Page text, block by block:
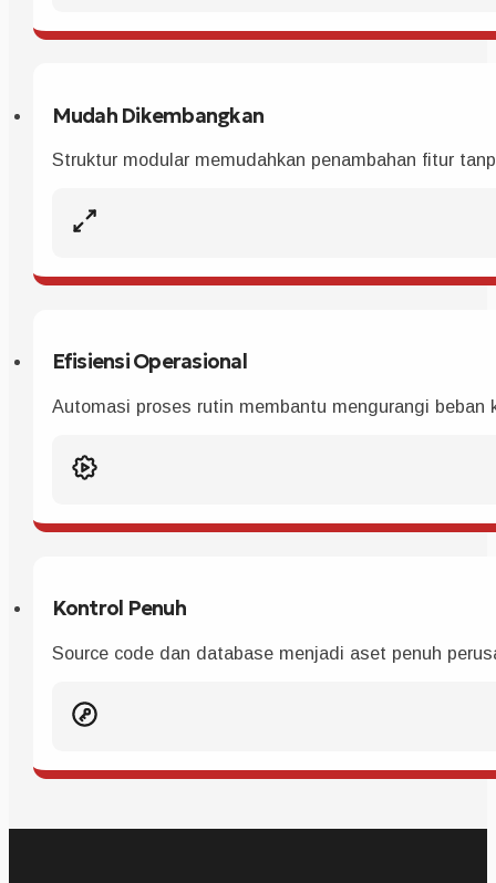
Mudah Dikembangkan
Struktur modular memudahkan penambahan fitur
Efisiensi Operasional
Automasi proses rutin membantu mengurangi
Kontrol Penuh
Source code dan database menjadi aset penuh